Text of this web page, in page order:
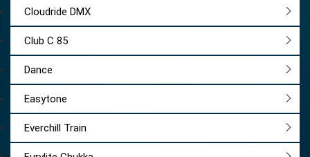
Cloudride DMX
Club C 85
Dance
Easytone
Everchill Train